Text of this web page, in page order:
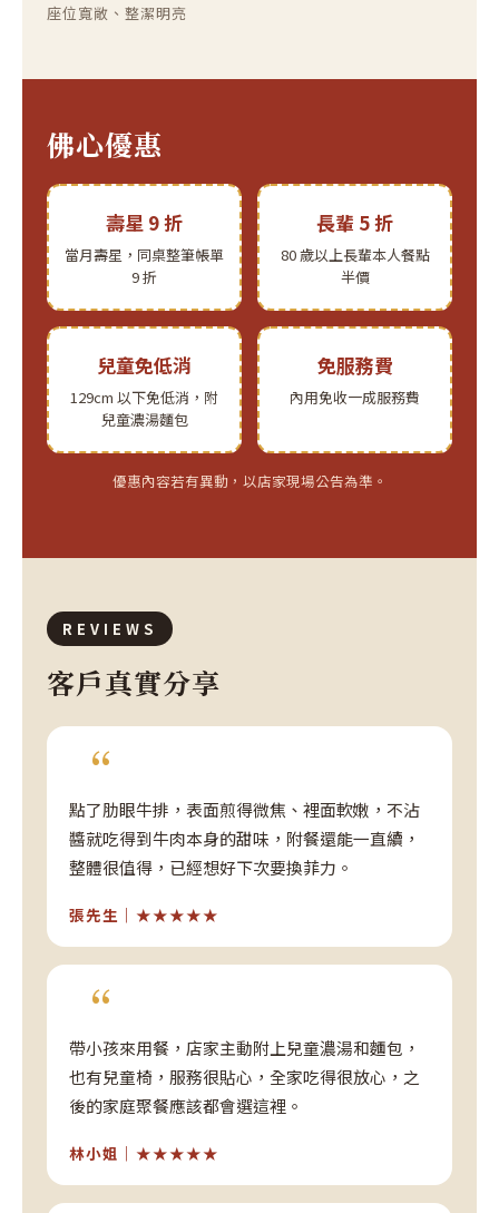
座位寬敞、整潔明亮
佛心優惠
壽星 9 折
當月壽星，同桌整筆帳單
9 折
長輩 5 折
80 歲以上長輩本人餐點
半價
兒童免低消
129cm 以下免低消，附
兒童濃湯麵包
免服務費
內用免收一成服務費
優惠內容若有異動，以店家現場公告為準。
REVIEWS
客戶真實分享
“
點了肋眼牛排，表面煎得微焦、裡面軟嫩，不沾
醬就吃得到牛肉本身的甜味，附餐還能一直續，
整體很值得，已經想好下次要換菲力。
張先生｜★★★★★
“
帶小孩來用餐，店家主動附上兒童濃湯和麵包，
也有兒童椅，服務很貼心，全家吃得很放心，之
後的家庭聚餐應該都會選這裡。
林小姐｜★★★★★